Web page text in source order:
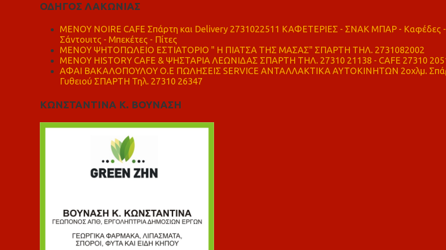
ΟΔΗΓΟΣ ΛΑΚΩΝΙΑΣ
MENOY NOIRE CAFE Σπάρτη και Delivery 2731022511 ΚΑΦΕΤΕΡΙΕΣ - ΣΝΑΚ ΜΠΑΡ - Καφέδες -
Σάντουιτς - Μπεκέτες - Πίτες
ΜΕΝΟΥ ΨΗΤΟΠΩΛΕΙΟ ΕΣΤΙΑΤΟΡΙΟ " Η ΠΙΑΤΣΑ ΤΗΣ ΜΑΣΑΣ" ΣΠΑΡΤΗ ΤΗΛ. 2731082002
ΜΕΝΟΥ HISTORY CAFE & ΨΗΣΤΑΡΙΑ ΛΕΩΝΙΔΑΣ ΣΠΑΡΤΗ ΤΗΛ. 27310 21138 - CAFE 27310
ΑΦΑΙ ΒΑΚΑΛΟΠΟΥΛΟΥ Ο.Ε ΠΩΛΗΣΕΙΣ SERVICE ΑΝΤΑΛΛΑΚΤΙΚΑ ΑΥΤΟΚΙΝΗΤΩΝ 2οχλμ.
Γυθειού ΣΠΑΡΤΗ Τηλ. 27310 26347
ΚΩΝΣΤΑΝΤΙΝΑ Κ. ΒΟΥΝΑΣΗ